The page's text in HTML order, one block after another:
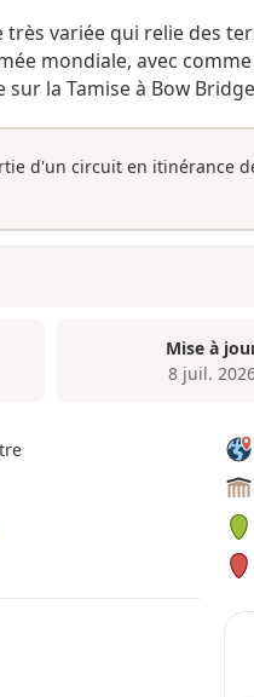
variée qui relie des
mondiale, avec
la Tamise à Bow
d'un circuit en itinérance
Mise à
8 juil.